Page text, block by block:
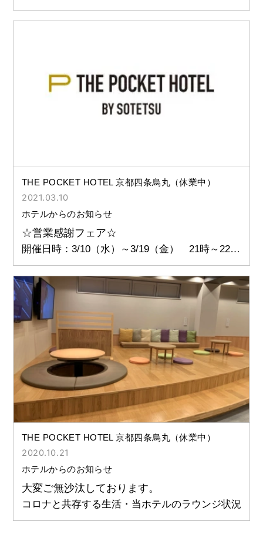
ィ付プラン
THE POCKET HOTEL 京都四条烏丸（休業中）
2021.03.10
ホテルからのお知らせ
☆営業感謝フェア☆
開催日時：3/10（水）～3/19（金） 21時～22時
の1時間限定!!!!ご宿泊者様限定『カップめん夜台
バイキング！』
THE POCKET HOTEL 京都四条烏丸（休業中）
2020.10.21
ホテルからのお知らせ
大変ご無沙汰しております。
コロナと共存する生活・当ホテルのラウンジ状況